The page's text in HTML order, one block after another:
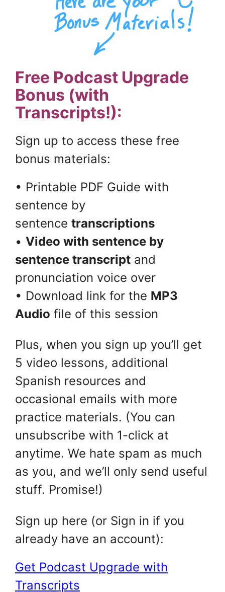
Free Podcast Upgrade
Bonus (with
Transcripts!):
Sign up to access these free
bonus materials:
• Printable PDF Guide with
sentence by
sentence transcriptions
• Video with sentence by
sentence transcript and
pronunciation voice over
• Download link for the MP3
Audio file of this session
Plus, when you sign up you’ll get
5 video lessons, additional
Spanish resources and
occasional emails with more
practice materials. (You can
unsubscribe with 1-click at
anytime. We hate spam as much
as you, and we’ll only send useful
stuff. Promise!)
Sign up here (or Sign in if you
already have an account):
Get Podcast Upgrade with
Transcripts